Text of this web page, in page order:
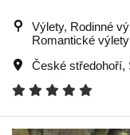
Výlety, Rodinné
Romantické výlety
České středohoří,